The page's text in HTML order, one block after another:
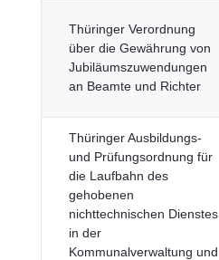
Thüringer Verordnung
über die Gewährung von
Jubiläumszuwendungen
an Beamte und Richter
Thüringer Ausbildungs-
und Prüfungsordnung für
die Laufbahn des
gehobenen
nichttechnischen Dienstes
in der
Kommunalverwaltung und